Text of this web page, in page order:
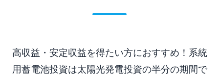
高収益・安定収益を得たい方におすすめ！系統
用蓄電池投資は太陽光発電投資の半分の期間で